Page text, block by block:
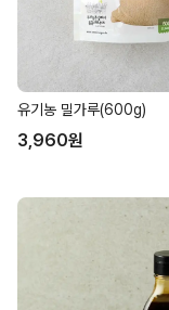
유기농 밀가루(600g)
3,960원